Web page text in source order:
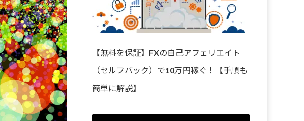
【無料を保証】FXの自己アフェリエイト
（セルフバック）で10万円稼ぐ！【手順も
簡単に解説】